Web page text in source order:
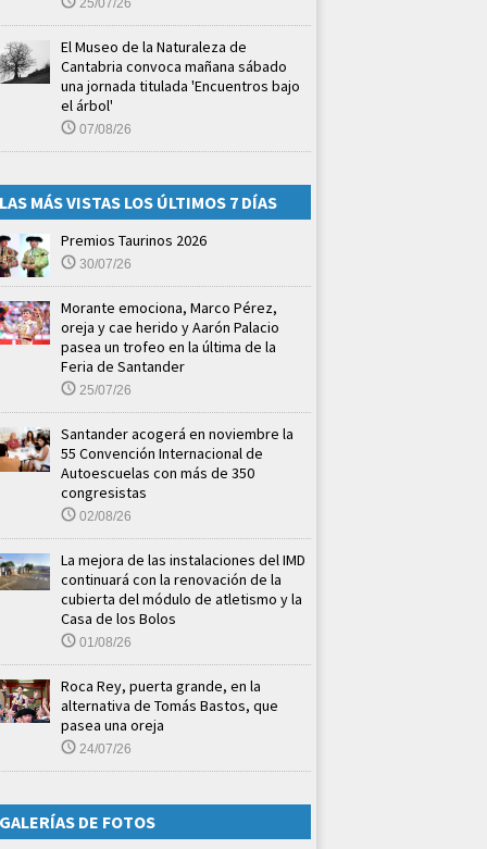
25/07/26
El Museo de la Naturaleza de
Cantabria convoca mañana sábado
una jornada titulada 'Encuentros bajo
el árbol'
07/08/26
LAS MÁS VISTAS LOS ÚLTIMOS 7 DÍAS
Premios Taurinos 2026
30/07/26
Morante emociona, Marco Pérez,
oreja y cae herido y Aarón Palacio
pasea un trofeo en la última de la
Feria de Santander
25/07/26
Santander acogerá en noviembre la
55 Convención Internacional de
Autoescuelas con más de 350
congresistas
02/08/26
La mejora de las instalaciones del IMD
continuará con la renovación de la
cubierta del módulo de atletismo y la
Casa de los Bolos
01/08/26
Roca Rey, puerta grande, en la
alternativa de Tomás Bastos, que
pasea una oreja
24/07/26
GALERÍAS DE FOTOS